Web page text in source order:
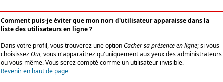
Comment puis-je éviter que mon nom d'utilisateur apparaisse dans la
liste des utilisateurs en ligne ?
Dans votre profil, vous trouverez une optionCacher sa présence en ligne; si vous
choisissezOui, vous n'apparaîtrez qu'uniquement aux yeux des administrateurs
ou vous-même. Vous serez compté comme un utilisateur invisible.
Revenir en haut de page